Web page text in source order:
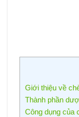
Giới thiệu về
Thành phần
Công dụng của